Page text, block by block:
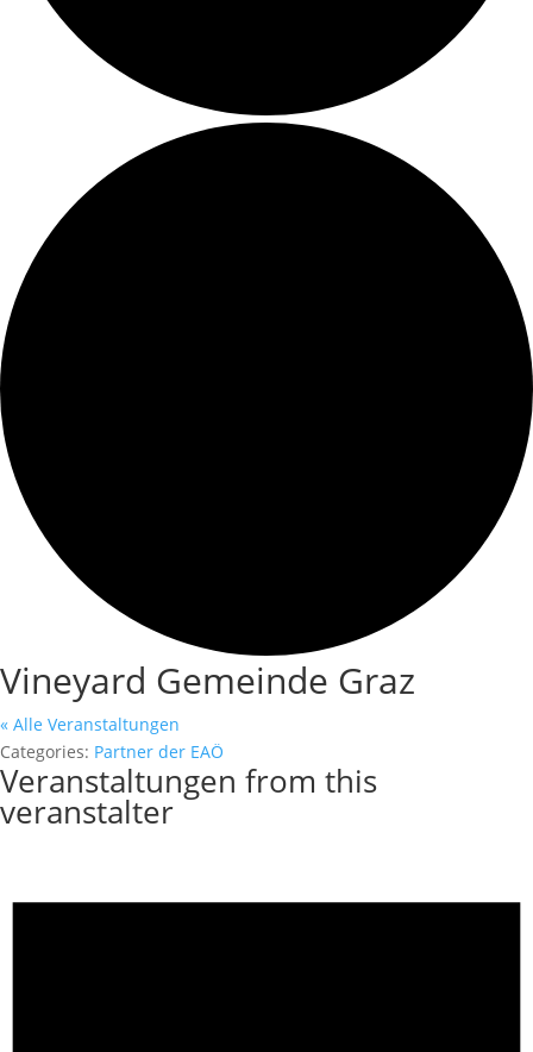
Vineyard Gemeinde Graz
« Alle Veranstaltungen
Categories: Partner der EAÖ
Veranstaltungen from this
veranstalter